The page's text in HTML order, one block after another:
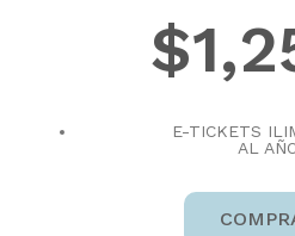
E-TICKETS
AL